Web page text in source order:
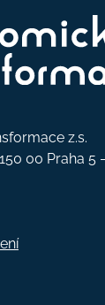
z.s.
00 Praha 5